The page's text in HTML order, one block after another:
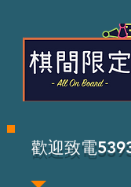
歡迎致電